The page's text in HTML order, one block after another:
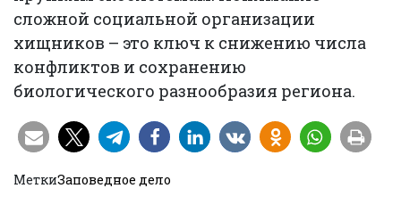
сложной социальной организации
хищников – это ключ к снижению числа
конфликтов и сохранению
биологического разнообразия региона.
МеткиЗаповедное дело